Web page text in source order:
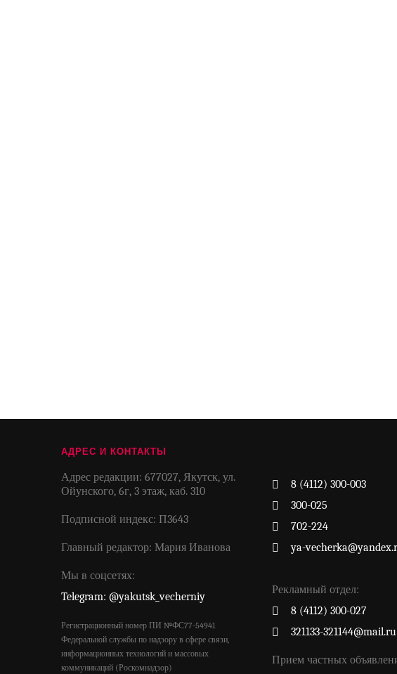
АДРЕС И КОНТАКТЫ
Адрес редакции: 677027, Якутск, ул.
Ойунского, 6г, 3 этаж, каб. 310
Подписной индекс: П3643
Главный редактор: Мария Иванова
Мы в соцсетях:
Telegram: @yakutsk_vecherniy
Регистрационный номер ПИ №ФС77-54941
Федеральной службы по надзору в сфере связи,
информационных технологий и массовых
коммуникаций (Роскомнадзор)
8 (4112) 300-003
300-025
702-224
ya-
Рекламный отдел:
8 (4112) 300-027
321133-321144@mail.ru
Прием частных